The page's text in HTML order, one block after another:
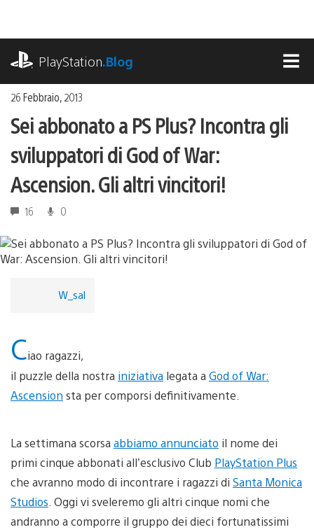
contenuto
PlayStation.Blog
26 Febbraio, 2013
Sei abbonato a PS Plus? Incontra gli
sviluppatori di God of War:
Ascension. Gli altri vincitori!
16 0
W_sal
Ciao ragazzi,
il puzzle della nostra iniziativa legata a God of War:
Ascension sta per comporsi definitivamente.
La settimana scorsa abbiamo annunciato il nome dei
primi cinque abbonati all’esclusivo Club PlayStation Plus
che avranno modo di incontrare i ragazzi di Santa Monica
Studios . Oggi vi sveleremo gli altri cinque nomi che
andranno a comporre il gruppo dei dieci fortunatissimi